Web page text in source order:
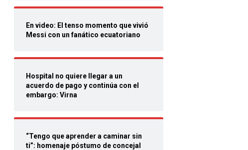
En video: El tenso momento que vivió
Messi con un fanático ecuatoriano
Hospital no quiere llegar a un
acuerdo de pago y continúa con el
embargo: Virna
“Tengo que aprender a caminar sin
ti”: homenaje póstumo de concejal